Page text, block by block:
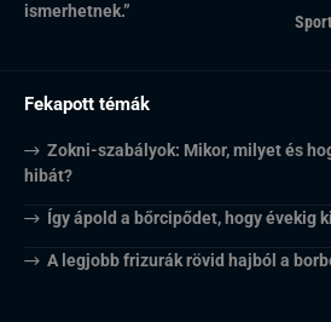
ismerhetnek.”
Sport
Fekapott témák
Zokni-szabályok: Mikor, milyet és
hibát?
Így ápold a bőrcipődet, hogy évekig
A legjobb frizurák rövid hajból a